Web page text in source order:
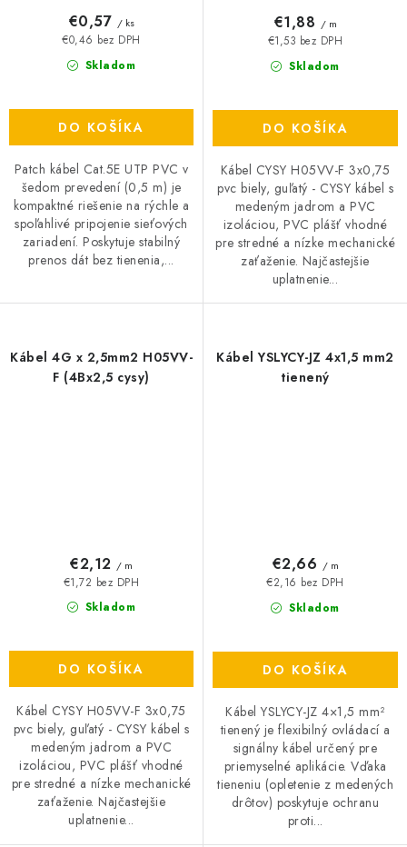
Skladom
€0,46 bez DPH
€0,57 / ks
DO KOŠÍKA
Patch kábel Cat.5E UTP PVC v
šedom prevedení (0,5 m) je
kompaktné riešenie na rýchle a
spoľahlivé pripojenie sieťových
zariadení. Poskytuje stabilný
prenos dát bez tienenia,...
Skladom
€1,53 bez DPH
€1,88 / m
DO KOŠÍKA
Kábel CYSY H05VV-F 3x0,75
pvc biely, guľatý - CYSY kábel s
medeným jadrom a PVC
izoláciou, PVC plášť vhodné
pre stredné a nízke mechanické
zaťaženie. Najčastejšie
uplatnenie...
Kábel 4G x 2,5mm2 H05VV-
F (4Bx2,5 cysy)
Skladom
€1,72 bez DPH
€2,12 / m
DO KOŠÍKA
Kábel CYSY H05VV-F 3x0,75
pvc biely, guľatý - CYSY kábel s
medeným jadrom a PVC
izoláciou, PVC plášť vhodné
pre stredné a nízke mechanické
zaťaženie. Najčastejšie
uplatnenie...
Kábel YSLYCY-JZ 4x1,5 mm2
tienený
Skladom
€2,16 bez DPH
€2,66 / m
DO KOŠÍKA
Kábel YSLYCY-JZ 4×1,5 mm²
tienený je flexibilný ovládací a
signálny kábel určený pre
priemyselné aplikácie. Vďaka
tieneniu (opletenie z medených
drôtov) poskytuje ochranu
proti...